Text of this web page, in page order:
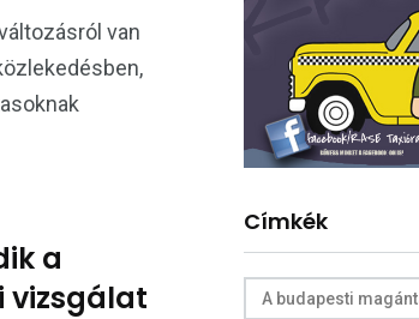
van
a
vizsgálat
Címkék
A budapesti